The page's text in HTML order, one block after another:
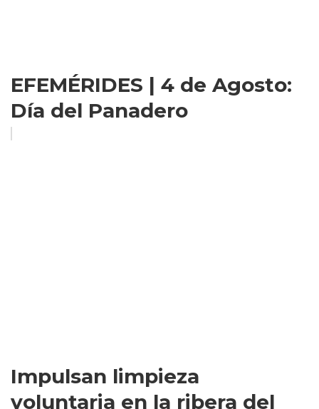
EFEMÉRIDES | 4 de Agosto:
Día del Panadero
Impulsan limpieza
voluntaria en la ribera del